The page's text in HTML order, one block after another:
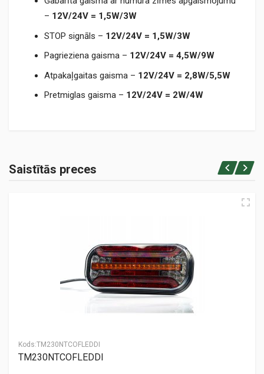
– 12V/24V = 1,5W/3W
STOP signāls – 12V/24V = 1,5W/3W
Pagrieziena gaisma – 12V/24V = 4,5W/9W
Atpakaļgaitas gaisma – 12V/24V = 2,8W/5,5W
Pretmiglas gaisma – 12V/24V = 2W/4W
Saistītās preces
Kods:TM230NTCOFLEDDI
TM230NTCOFLEDDI